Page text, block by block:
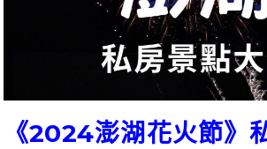
《2024澎湖花火節》